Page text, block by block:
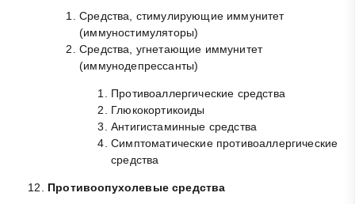
Средства, стимулирующие иммунитет
(иммуностимуляторы)
Средства, угнетающие иммунитет
(иммунодепрессанты)
Противоаллергические средства
Глюкокортикоиды
Антигистаминные средства
Симптоматические противоаллергические
средства
Противоопухолевые средства